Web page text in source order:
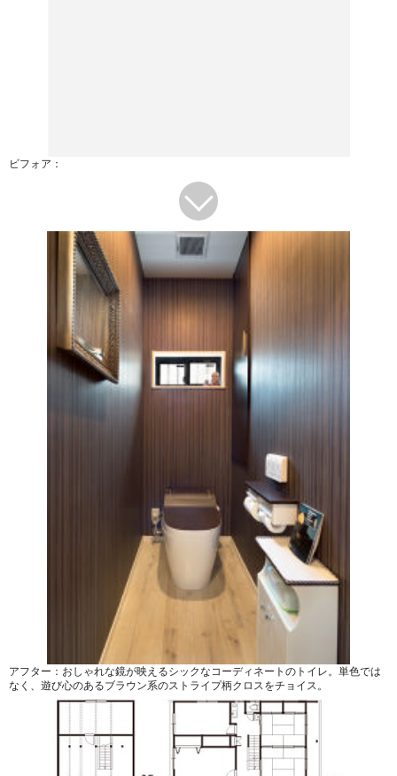
ビフォア：
アフター：おしゃれな鏡が映えるシックなコーディネートのトイレ。単色では
なく、遊び心のあるブラウン系のストライプ柄クロスをチョイス。